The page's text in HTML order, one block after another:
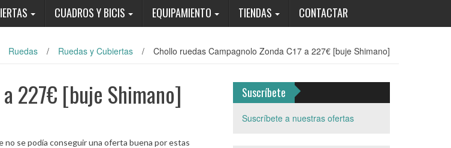
CUADROS Y BICIS EQUIPAMIENTO TIENDAS CONTACTAR
Ruedas / Ruedas y Cubiertas / Chollo ruedas Campagnolo Zonda C17 a 227€ [buje Shimano]
227€ [buje Shimano]
no se podía conseguir una oferta buena por estas
Suscríbete
Suscríbete a nuestras ofertas